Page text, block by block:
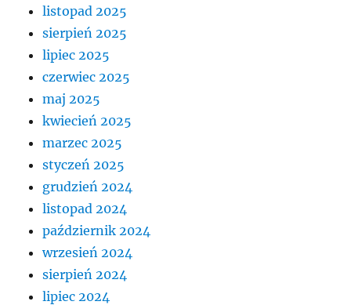
listopad 2025
sierpień 2025
lipiec 2025
czerwiec 2025
maj 2025
kwiecień 2025
marzec 2025
styczeń 2025
grudzień 2024
listopad 2024
październik 2024
wrzesień 2024
sierpień 2024
lipiec 2024